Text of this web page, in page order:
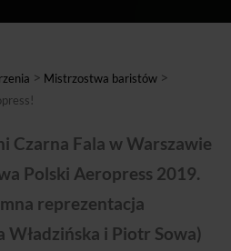
> Mistrzostwa baristów >
Czarna Fala w Warszawie
Polski Aeropress 2019.
reprezentacja
Władzińska i Piotr Sowa)